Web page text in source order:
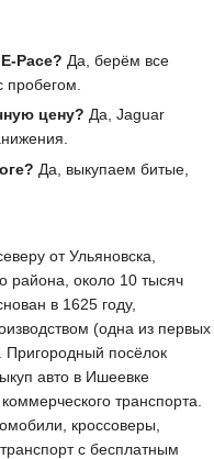
Pace? Да, берём все
цену? Да, Jaguar
Да, выкупаем битые,
от Ульяновска,
района, около 10 тысяч
в 1625 году,
(одна из первых
Пригородный посёлок
авто в Ишеевке
транспорта.
кроссоверы,
с бесплатным